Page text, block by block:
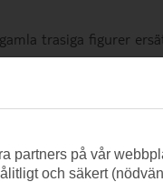
trasiga figurer
från Star Wars
partners på vår
och säkert